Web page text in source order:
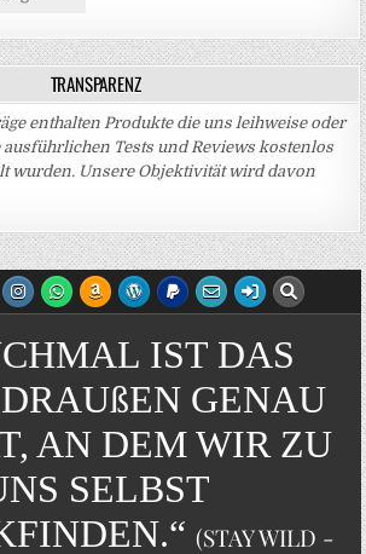
TRANSPARENZ
enthalten Produkte die uns leihweise oder
Tests und Reviews kostenlos
wurden. Unsere Objektivität wird davon
IST DAS
GENAU
AN DEM WIR ZU
SELBST
(STAY WILD -